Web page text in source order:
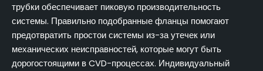
трубки обеспечивает пиковую производительность
системы. Правильно подобранные фланцы помогают
предотвратить простои системы из-за утечек или
механических неисправностей, которые могут быть
дорогостоящими в CVD-процессах. Индивидуальный